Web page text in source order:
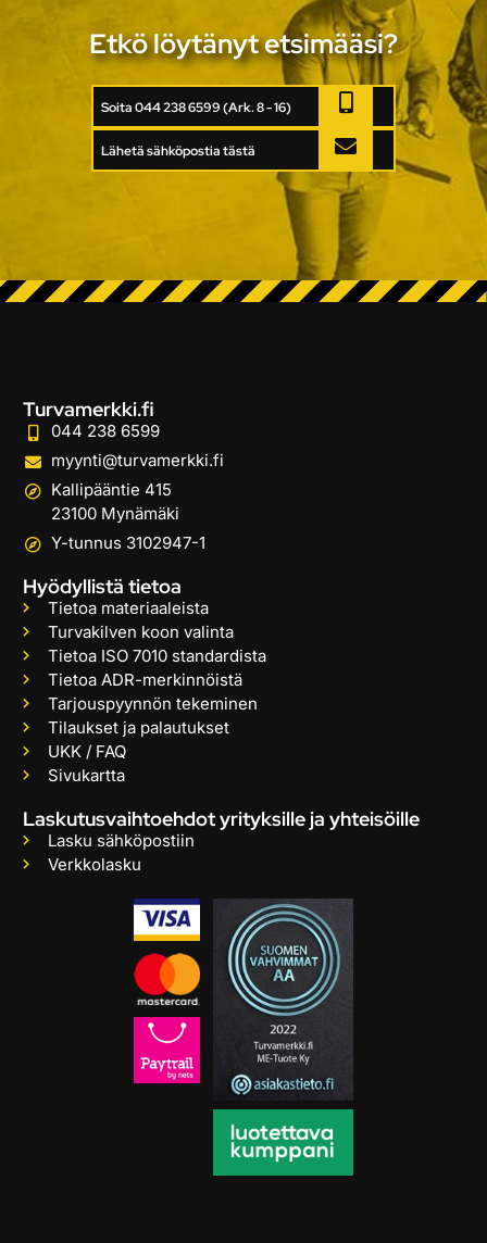
Etkö löytänyt etsimääsi?
Soita 044 238 6599 (Ark. 8 - 16)
Lähetä sähköpostia tästä
Turvamerkki.fi
044 238 6599
myynti@turvamerkki.fi
Kallipääntie 415
23100 Mynämäki
Y-tunnus 3102947-1
Hyödyllistä tietoa
Tietoa materiaaleista
Turvakilven koon valinta
Tietoa ISO 7010 standardista
Tietoa ADR-merkinnöistä
Tarjouspyynnön tekeminen
Tilaukset ja palautukset
UKK / FAQ
Sivukartta
Laskutusvaihtoehdot yrityksille ja yhteisöille
Lasku sähköpostiin
Verkkolasku